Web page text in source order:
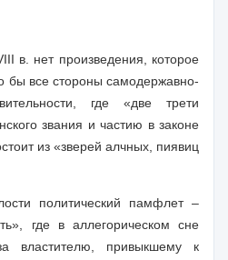
в. нет произведения, которое
бы все стороны самодержавно-
где «две трети
звания и частию в законе
из «зверей алчных, пиявиц
политический памфлет –
где в аллегорическом сне
властителю, привыкшему к